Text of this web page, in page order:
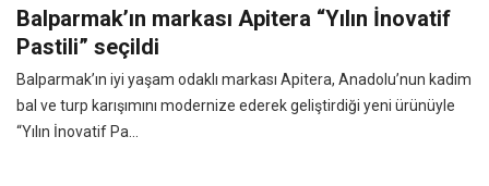
Balparmak’ın markası Apitera “Yılın İnovatif
Pastili” seçildi
Balparmak’ın iyi yaşam odaklı markası Apitera, Anadolu’nun kadim
bal ve turp karışımını modernize ederek geliştirdiği yeni ürünüyle
“Yılın İnovatif Pa...